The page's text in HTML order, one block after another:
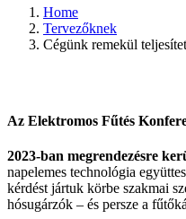
Home
Tervezőknek
Cégünk remekül
Az Elektromos Fűtés
2023-ban megrendezésre
napelemes technológia
kérdést jártuk körbe szakmai
hósugárzók – és persze a